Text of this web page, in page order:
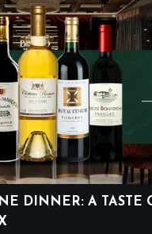
DINNER: A TASTE